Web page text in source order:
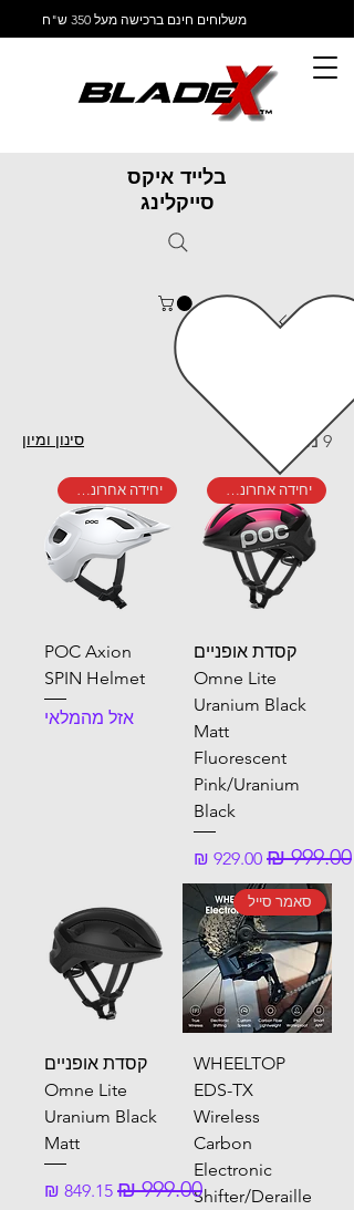
משלוחים חינם ברכישה מעל 350 ש"ח
בלייד איקס
סייקלינג
Sale
9 מוצרים סינון ומיון
יחידה אחרונה במלאי
קסדת אופניים
Omne Lite
Uranium Black
Matt
Fluorescent
Pink/Uranium
Black
מחיר רגיל
מחיר מבצע
יחידה אחרונה במלאי
POC Axion
SPIN Helmet
אזל מהמלאי
סאמר סייל
WHEELTOP
EDS-TX
Wireless
Carbon
Electronic
Shifter/Deraille
קסדת אופניים
Omne Lite
Uranium Black
Matt
מחיר רגיל
מחיר מבצע